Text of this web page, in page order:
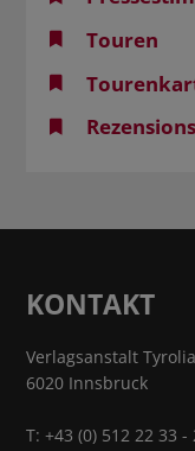
Touren
KONTAKT
Verlagsanstalt
6020 Innsbruck
T:+43 (0) 512 22 33 -